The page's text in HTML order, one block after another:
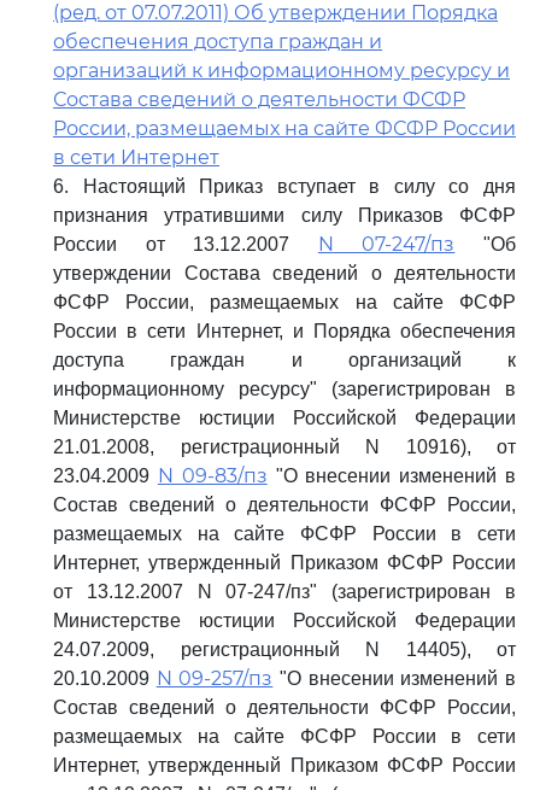
(ред. от 07.07.2011) Об утверждении Порядка
обеспечения доступа граждан и
организаций к информационному ресурсу и
Состава сведений о деятельности ФСФР
России, размещаемых на сайте ФСФР России
в сети Интернет
6. Настоящий Приказ вступает в силу со дня
признания утратившими силу Приказов ФСФР
России от 13.12.2007 N 07-247/пз "Об
утверждении Состава сведений о деятельности
ФСФР России, размещаемых на сайте ФСФР
России в сети Интернет, и Порядка обеспечения
доступа граждан и организаций к
информационному ресурсу" (зарегистрирован в
Министерстве юстиции Российской Федерации
21.01.2008, регистрационный N 10916), от
23.04.2009 N 09-83/пз "О внесении изменений в
Состав сведений о деятельности ФСФР России,
размещаемых на сайте ФСФР России в сети
Интернет, утвержденный Приказом ФСФР России
от 13.12.2007 N 07-247/пз" (зарегистрирован в
Министерстве юстиции Российской Федерации
24.07.2009, регистрационный N 14405), от
20.10.2009 N 09-257/пз "О внесении изменений в
Состав сведений о деятельности ФСФР России,
размещаемых на сайте ФСФР России в сети
Интернет, утвержденный Приказом ФСФР России